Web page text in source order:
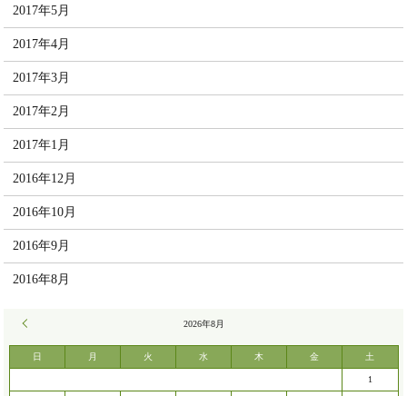
2017年5月
2017年4月
2017年3月
2017年2月
2017年1月
2016年12月
2016年10月
2016年9月
2016年8月
2026年8月
日 月 火 水 木 金 土
1